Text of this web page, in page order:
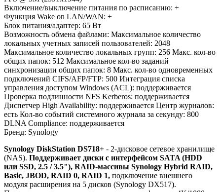
Включение/выключение питания по расписанию: +
Функция Wake on LAN/WAN: +
Блок питания/адаптер: 65 Вт
Возможность обмена файлами: Максимальное количество
локальных учетных записей пользователей: 2048
Максимальное количество локальных групп: 256 Макс. кол-во
общих папок: 512 Максимальное кол-во заданий
синхронизации общих папок: 8 Макс. кол-во одновременных
подключений CIFS/AFP/FTP: 500 Интеграция списка
управления доступом Windows (ACL): поддерживается
Проверка подлинности NFS Kerberos: поддерживается
Диспетчер High Availability: поддерживается Центр журналов:
есть Кол-во событий системного журнала за секунду: 800
DLNA Compliance: поддерживается
Бренд: Synology
Synology DiskStation DS718+ - 2-дисковое сетевое хранилище
(NAS). Поддерживает диски с интерфейсом SATA (HDD
или SSD, 2.5 / 3.5"), RAID-массивы Synology Hybrid RAID,
Basic, JBOD, RAID 0, RAID 1, подключение внешнего
модуля расширения на 5 дисков (Synology DX517).